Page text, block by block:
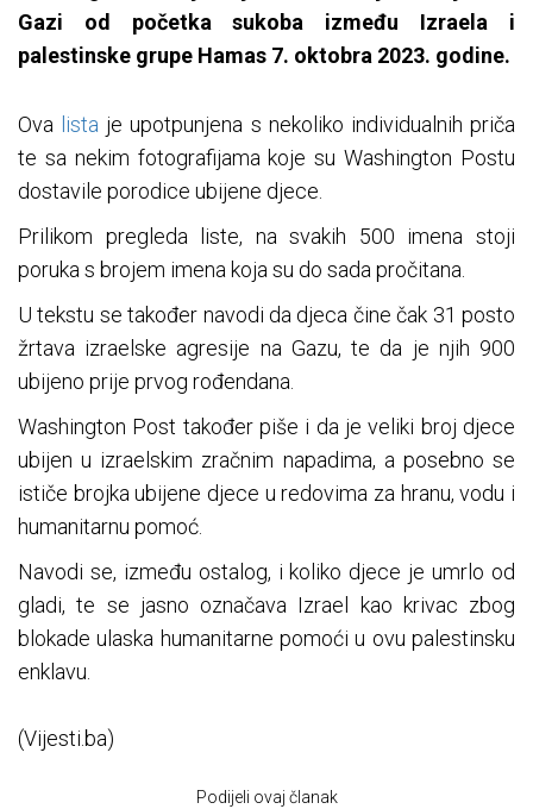
Gazi od početka sukoba između Izraela i
palestinske grupe Hamas 7. oktobra 2023. godine.
Ova lista je upotpunjena s nekoliko individualnih priča
te sa nekim fotografijama koje su Washington Postu
dostavile porodice ubijene djece.
Prilikom pregleda liste, na svakih 500 imena stoji
poruka s brojem imena koja su do sada pročitana.
U tekstu se također navodi da djeca čine čak 31 posto
žrtava izraelske agresije na Gazu, te da je njih 900
ubijeno prije prvog rođendana.
Washington Post također piše i da je veliki broj djece
ubijen u izraelskim zračnim napadima, a posebno se
ističe brojka ubijene djece u redovima za hranu, vodu i
humanitarnu pomoć.
Navodi se, između ostalog, i koliko djece je umrlo od
gladi, te se jasno označava Izrael kao krivac zbog
blokade ulaska humanitarne pomoći u ovu palestinsku
enklavu.
(Vijesti.ba)
Podijeli ovaj članak